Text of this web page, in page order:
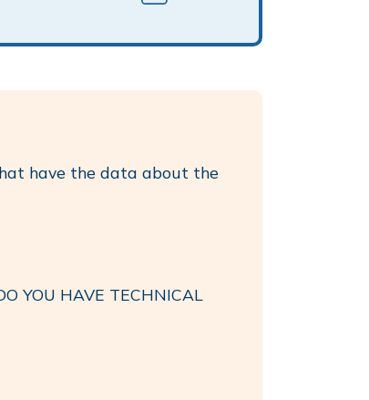
have the data about the
YOU HAVE TECHNICAL